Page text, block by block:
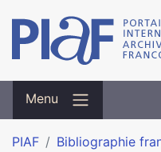
Menu
PIAF
Bibliographie